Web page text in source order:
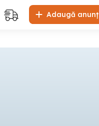
Adaugă anunț